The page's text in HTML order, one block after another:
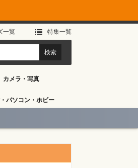
カメラ・写真
パソコン・ホビー
⼀覧 特集⼀覧